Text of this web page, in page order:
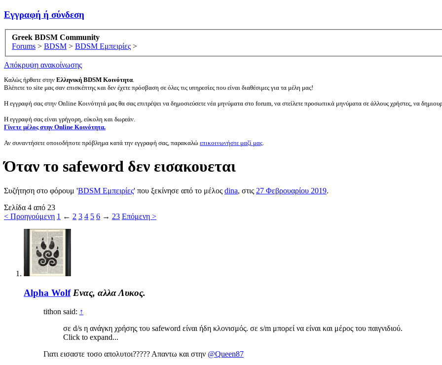
Εγγραφή ή σύνδεση
Greek BDSM Community
Forums > BDSM > BDSM Εμπειρίες >
Απόκρυψη ανακοίνωσης
Καλώς ήρθατε στην Ελληνική BDSM Κοινότητα.
Βλέπετε το site μας σαν επισκέπτης και δεν έχετε πρόσβαση σε όλες τις υπηρεσίες που είναι διαθέσιμες για τα μέλη μας!
Η εγγραφή σας στην Online Κοινότητά μας θα σας επιτρέψει να δημοσιεύσετε νέα μηνύματα στο forum, να στείλετε προσωπικά μηνύματα σε άλλους χρήστες, να
Η εγγραφή σας είναι γρήγορη, εύκολη και δωρεάν.
Γίνετε μέλος στην Online Κοινότητα.
Αν συναντήσετε οποιοδήποτε πρόβλημα κατά την εγγραφή σας, παρακαλώ επικοινωνήστε μαζί μας.
Όταν το safeword δεν εισακουεται
Συζήτηση στο φόρουμ 'BDSM Εμπειρίες' που ξεκίνησε από το μέλος dina, στις 27 Φεβρουαρίου 2019.
Σελίδα 4 από 23
< Προηγούμενη 1 ← 2 3 4 5 6 → 23 Επόμενη >
Alpha Wolf Ενας, αλλα Λυκος.
tithon said: ↑
σε d/s η ανάγκη χρήσης του safeword είναι ήδη κλονισμός. σε s/m μπορεί να είναι και μέρος του παιγνιδιού.
Click to expand...
Γιατι εισαστε τοσο απολυτοι????? Απαντω και στην @Queen87